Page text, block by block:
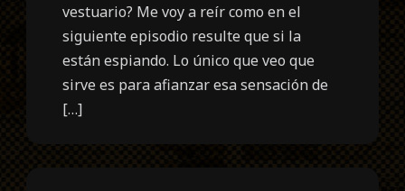
vestuario? Me voy a reír como en el
siguiente episodio resulte que si la
están espiando. Lo único que veo que
sirve es para afianzar esa sensación de
[…]